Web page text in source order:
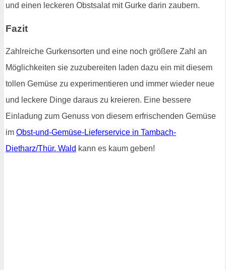
und einen leckeren Obstsalat mit Gurke darin zaubern.
Fazit
Zahlreiche Gurkensorten und eine noch größere Zahl an
Möglichkeiten sie zuzubereiten laden dazu ein mit diesem
tollen Gemüse zu experimentieren und immer wieder neue
und leckere Dinge daraus zu kreieren. Eine bessere
Einladung zum Genuss von diesem erfrischenden Gemüse
im Obst-und-Gemüse-Lieferservice in Tambach-
Dietharz/Thür. Wald kann es kaum geben!